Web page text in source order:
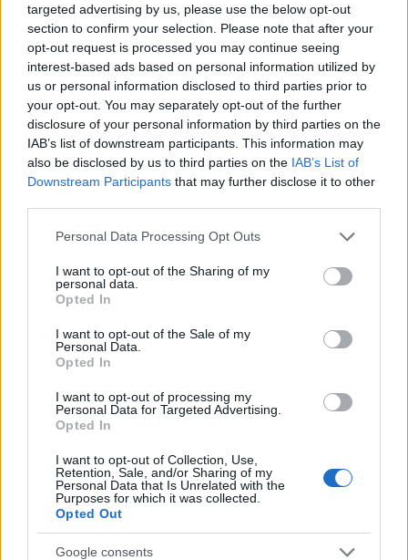
targeted advertising by us, please use the below opt-out
section to confirm your selection. Please note that after your
opt-out request is processed you may continue seeing
interest-based ads based on personal information utilized by
us or personal information disclosed to third parties prior to
your opt-out. You may separately opt-out of the further
disclosure of your personal information by third parties on the
IAB’s list of downstream participants. This information may
also be disclosed by us to third parties on the IAB’s List of
Downstream Participants that may further disclose it to other
Please note that this website/app uses one or more Google
not limited to your visit or usage behaviour. You may click to
grant or deny consent to Google and its third-party tags to
use your data for below specified purposes in below Google
consent section.
Personal Data Processing Opt Outs
I want to opt-out of the Sharing of my
personal data.
Opted In
I want to opt-out of the Sale of my
Personal Data.
Opted In
I want to opt-out of processing my
Personal Data for Targeted Advertising.
Opted In
I want to opt-out of Collection, Use,
Retention, Sale, and/or Sharing of my
Personal Data that Is Unrelated with the
Purposes for which it was collected.
Opted Out
Google consents
Συναγερμός στη Στοκχόλμη: Άνδρας επιχείρησε
να εισβάλει στη ρώσικη πρεσβεία
Άγνωστα παραμένουν τα αίτια και το κίνητρο του δράστη ο
οποίος παραβίασε την κεντρική είσοδο τους κτιρίου με το
αυτοκίνητό του.
Συντακτική
Σουηδία: Drone έριξε μπογιά πάνω από τη ρωσική
πρεσβεία στη Στοκχόλμη
Δεν έχουν γίνει συλλήψεις, ούτε ταυτοποίηθηκαν ύποπτοι,
πρόσθεσε ο εκπρόσωπος της αστυνομίας.